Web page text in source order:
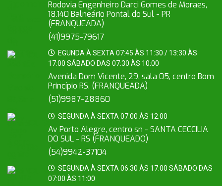
Rodovia Engenheiro Darci Gomes de Moraes,
18.140 Balneário Pontal do Sul - PR
(FRANQUEADA)
(41)9975-79617
EGUNDA À SEXTA 07:45 ÀS 11:30 / 13:30 ÀS
17:00 SÁBADO DAS 07:30 ÀS 10:00
Avenida Dom Vicente, 29, sala 05, centro Bom
Princípio RS. (FRANQUEADA)
(51)9987-28860
SEGUNDA À SEXTA 07:00 ÀS 12:00
Av Porto Alegre, centro sn - SANTA CECCILIA
DO SUL - RS (FRANQUEADO)
(54)9942-37104
SEGUNDA À SEXTA 06:30 ÀS 17:00 SÁBADO DAS
07:00 ÀS 11:00